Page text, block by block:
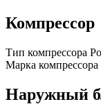
Компрессор
Тип компрессора
Марка компрессора
Наружный